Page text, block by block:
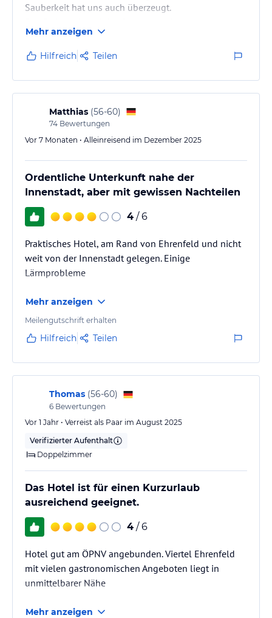
Sauberkeit hat uns auch überzeugt.
Eigene Parkplätze sind genügend vorhanden.
Wir kommen gerne wieder und empfehlen das Hotel
Mehr anzeigen
Hilfreich Teilen
Matthias (56-60)
74 Bewertungen
Vor 7 Monaten • Alleinreisend im Dezember 2025
Ordentliche Unterkunft nahe der
Innenstadt, aber mit gewissen Nachteilen
4 / 6
Praktisches Hotel, am Rand von Ehrenfeld und nicht
weit von der Innenstadt gelegen. Einige
Lärmprobleme
Mehr anzeigen
Meilengutschrift erhalten
Hilfreich Teilen
Thomas (56-60)
6 Bewertungen
Vor 1 Jahr • Verreist als Paar im August 2025
Verifizierter Aufenthalt
Doppelzimmer
Das Hotel ist für einen Kurzurlaub
ausreichend geeignet.
4 / 6
Hotel gut am ÖPNV angebunden. Viertel Ehrenfeld
mit vielen gastronomischen Angeboten liegt in
unmittelbarer Nähe
Mehr anzeigen